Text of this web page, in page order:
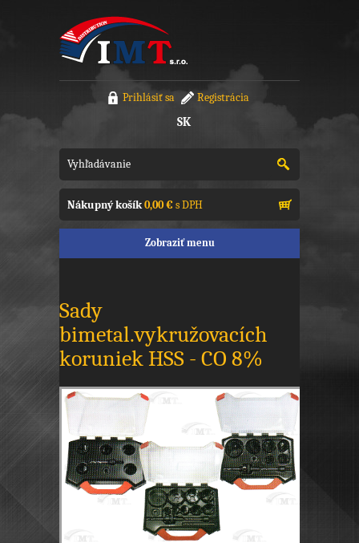
Prihlásiť sa Registrácia
SK
Nákupný košík0,00 €s DPH
Zobraziť menu
Sady
bimetal.vykružovacích
koruniek HSS - CO 8%